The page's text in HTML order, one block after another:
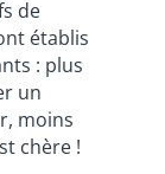
de
établis
: plus
un
moins
chère !